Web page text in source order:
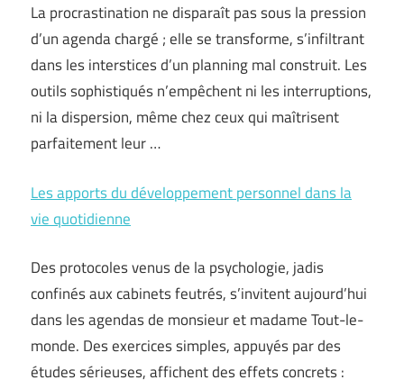
La procrastination ne disparaît pas sous la pression
d’un agenda chargé ; elle se transforme, s’infiltrant
dans les interstices d’un planning mal construit. Les
outils sophistiqués n’empêchent ni les interruptions,
ni la dispersion, même chez ceux qui maîtrisent
parfaitement leur …
Les apports du développement personnel dans la
vie quotidienne
Des protocoles venus de la psychologie, jadis
confinés aux cabinets feutrés, s’invitent aujourd’hui
dans les agendas de monsieur et madame Tout-le-
monde. Des exercices simples, appuyés par des
études sérieuses, affichent des effets concrets :